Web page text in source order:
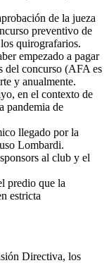
de la jueza
preventivo de
quirografarios.
empezado a pagar
del concurso (AFA es
y anualmente.
en el contexto de
pandemia de
llegado por la
Lombardi.
al club y el
predio que la
estricta
Directiva, los